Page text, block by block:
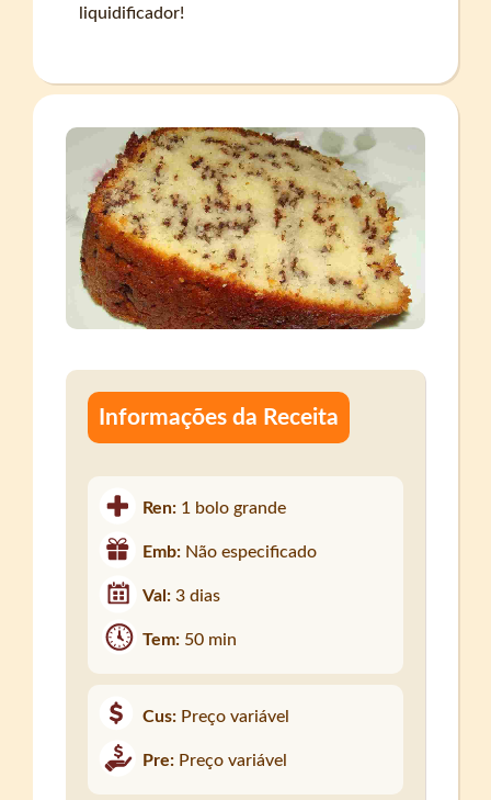
liquidificador!
Informações da Receita
Ren: 1 bolo grande
Emb: Não especificado
Val:3 dias
Tem: 50 min
Cus: Preço variável
Pre: Preço variável